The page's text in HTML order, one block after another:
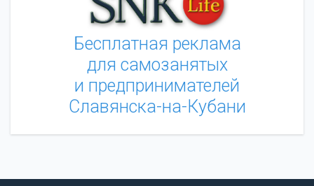
Бесплатная реклама
для самозанятых
и предпринимателей
Славянска-на-Кубани